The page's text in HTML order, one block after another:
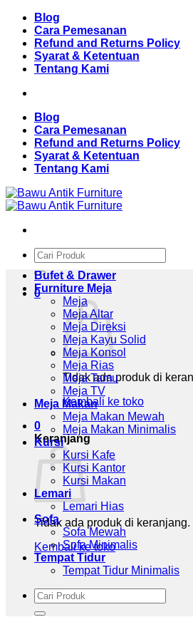
Skip
content
Blog
Cara Pemesanan
Refund and Returns Policy
Syarat & Ketentuan
Tentang Kami
Blog
Cara Pemesanan
Refund and Returns Policy
Syarat & Ketentuan
Tentang Kami
Pencarian
untuk:
0
Tidak ada produk di
Kembali ke toko
0
Keranjang
Tidak ada produk di keranjang.
Kembali ke toko
Bufet & Drawer
Furniture Meja
Meja
Meja Altar
Meja Direksi
Meja Kayu Solid
Meja Konsol
Meja Rias
Meja Tamu
Meja TV
Meja Makan
Meja Makan Mewah
Meja Makan Minimalis
Kursi
Kursi Kafe
Kursi Kantor
Kursi Makan
Lemari
Lemari Hias
Sofa
Sofa Mewah
Sofa Minimalis
Tempat Tidur
Tempat Tidur Minimalis
Pencarian
untuk: